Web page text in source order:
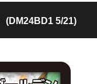
(DM24BD1 5/21)